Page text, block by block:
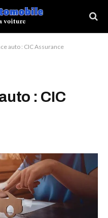
auto : CIC Assurance
: CIC